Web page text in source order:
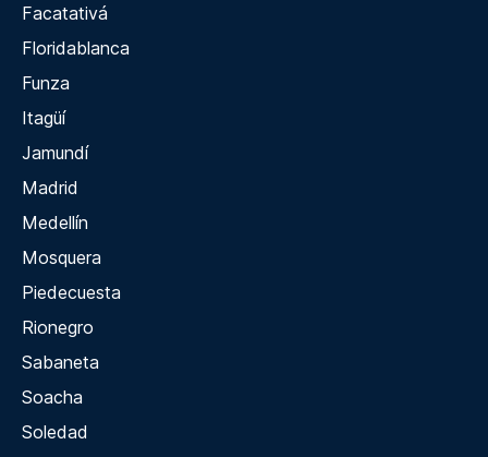
Facatativá
Floridablanca
Funza
Itagüí
Jamundí
Madrid
Medellín
Mosquera
Piedecuesta
Rionegro
Sabaneta
Soacha
Soledad